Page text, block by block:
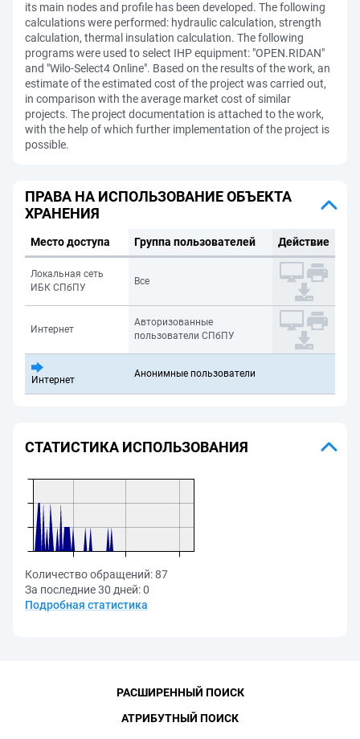
its main nodes and profile has been developed. The following
calculations were performed: hydraulic calculation, strength
calculation, thermal insulation calculation. The following
programs were used to select IHP equipment: "OPEN.RIDAN"
and "Wilo-Select4 Online". Based on the results of the work, an
estimate of the estimated cost of the project was carried out,
in comparison with the average market cost of similar
projects. The project documentation is attached to the work,
with the help of which further implementation of the project is
possible.
ПРАВА НА ИСПОЛЬЗОВАНИЕ ОБЪЕКТА
ХРАНЕНИЯ
Место доступа Группа пользователей Действие
Локальная сеть
ИБК СПбПУ
Все
Интернет
Авторизованные
пользователи СПбПУ
Интернет
Анонимные пользователи
СТАТИСТИКА ИСПОЛЬЗОВАНИЯ
Количество обращений:87
За последние 30 дней:0
Подробная статистика
РАСШИРЕННЫЙ ПОИСК
АТРИБУТНЫЙ ПОИСК